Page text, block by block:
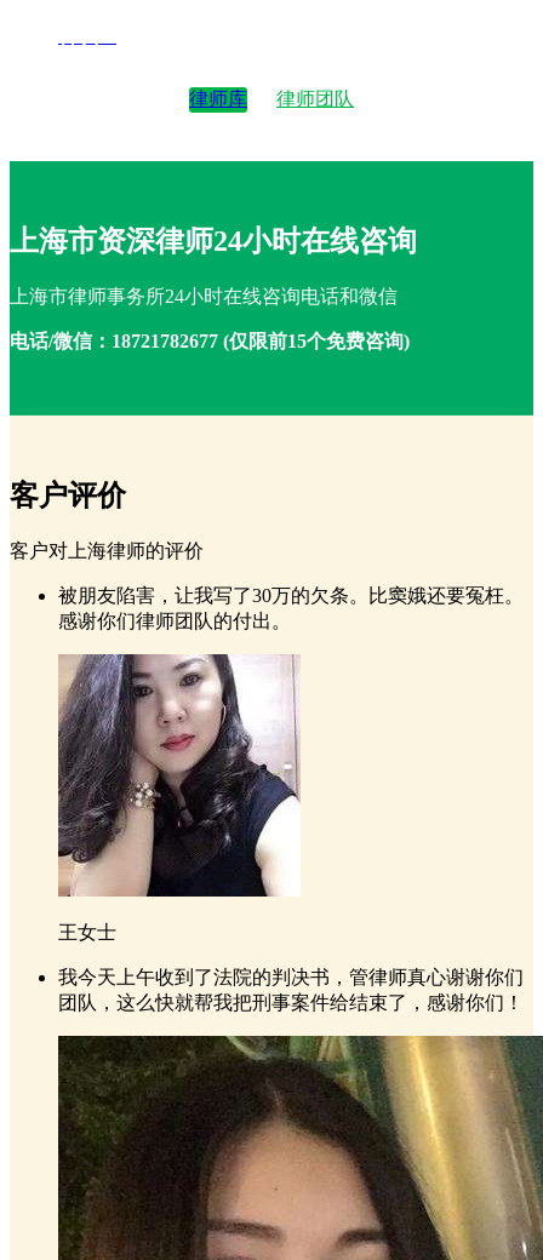
律师库 律师团队
上海市资深律师24小时在线咨询
上海市律师事务所24小时在线咨询电话和微信
电话/微信：18721782677 (仅限前15个免费咨询)
客户评价
客户对上海律师的评价
被朋友陷害，让我写了30万的欠条。比窦娥还要冤枉。
感谢你们律师团队的付出。
王女士
我今天上午收到了法院的判决书，管律师真心谢谢你们
团队，这么快就帮我把刑事案件给结束了，感谢你们！